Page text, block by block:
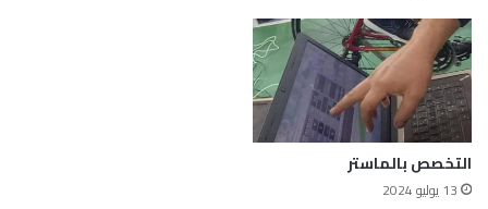
التخصص بالماستر
13 يوليو 2024